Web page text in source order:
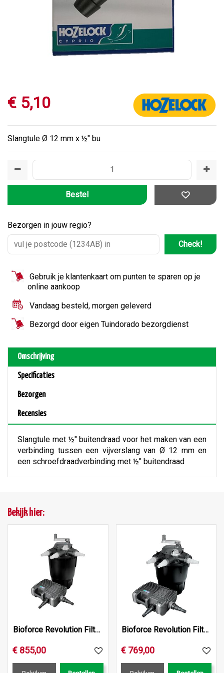
€ 5,10
Slangtule Ø 12 mm x ½" bu
Bezorgen in jouw regio?
Check!
Gebruik je klantenkaart om punten te sparen op je
online aankoop
Vandaag besteld, morgen geleverd
Bezorgd door eigen Tuindorado bezorgdienst
Omschrijving
Specificaties
Bezorgen
Recensies
Slangtule met ½" buitendraad voor het maken van een
verbinding tussen een vijverslang van Ø 12 mm en
een schroefdraadverbinding met ½" buitendraad
Bekijk hier:
Bioforce Revolution Filterset 28000
€ 855,00
Bioforce Revolution Filterset 18000
€ 769,00